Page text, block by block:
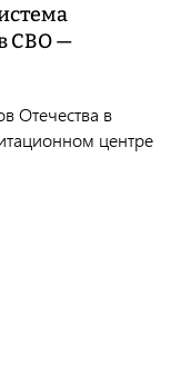
СВО —
Отечества в
центре